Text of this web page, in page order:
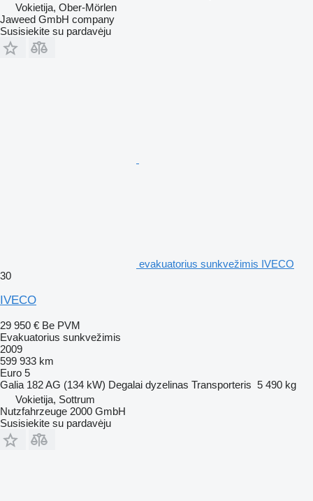
Vokietija, Ober-Mörlen
Jaweed GmbH company
Susisiekite su pardavėju
evakuatorius sunkvežimis IVECO
30
IVECO
29 950 € Be PVM
Evakuatorius sunkvežimis
2009
599 933 km
Euro 5
Galia 182 AG (134 kW) Degalai dyzelinas Transporteris 5 490 kg
Vokietija, Sottrum
Nutzfahrzeuge 2000 GmbH
Susisiekite su pardavėju